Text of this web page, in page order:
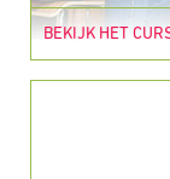
BEKIJK HET